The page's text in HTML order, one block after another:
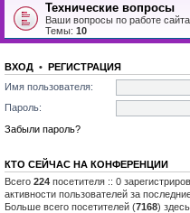
Технические вопросы
Ваши вопросы по работе сайта
Темы: 10
ВХОД • РЕГИСТРАЦИЯ
Имя пользователя:
Пароль:
Забыли пароль?
КТО СЕЙЧАС НА КОНФЕРЕНЦИИ
Всего 224 посетителя :: 0
активности пользователей за
Больше всего посетителей (7168)